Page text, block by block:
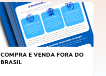
COMPRA E VENDA FORA DO
BRASIL